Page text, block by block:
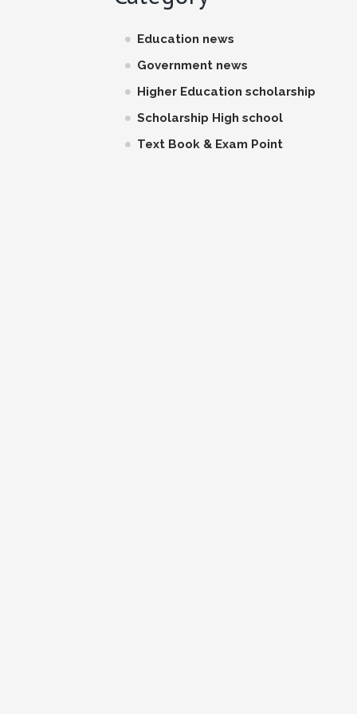
Education news
Government news
Higher Education scholarship
Scholarship High school
Text Book & Exam Point